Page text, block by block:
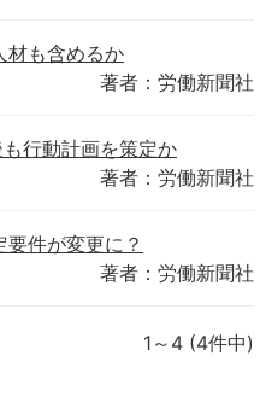
材も含めるか
著者：労働新聞社
行動計画を策定か
著者：労働新聞社
要件が変更に？
著者：労働新聞社
1～4 (4件中)